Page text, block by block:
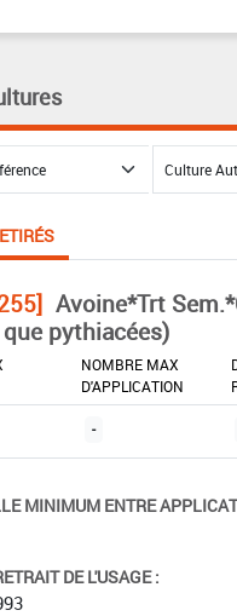
Avoine*Trt
pythiacées)
NOMBRE MAX
D'APPLICATION
-
MINIMUM ENTRE
DE L'USAGE :